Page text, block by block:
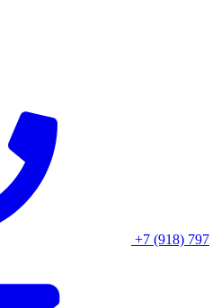
+7 (918) 797